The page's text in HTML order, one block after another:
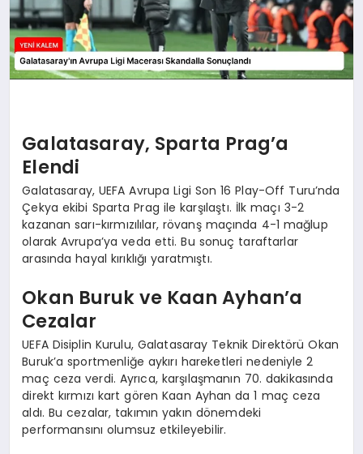
Galatasaray, Sparta Prag’a
Elendi
Galatasaray, UEFA Avrupa Ligi Son 16 Play-Off Turu’nda
Çekya ekibi Sparta Prag ile karşılaştı. İlk maçı 3-2
kazanan sarı-kırmızılılar, rövanş maçında 4-1 mağlup
olarak Avrupa’ya veda etti. Bu sonuç taraftarlar
arasında hayal kırıklığı yaratmıştı.
Okan Buruk ve Kaan Ayhan’a
Cezalar
UEFA Disiplin Kurulu, Galatasaray Teknik Direktörü Okan
Buruk’a sportmenliğe aykırı hareketleri nedeniyle 2
maç ceza verdi. Ayrıca, karşılaşmanın 70. dakikasında
direkt kırmızı kart gören Kaan Ayhan da 1 maç ceza
aldı. Bu cezalar, takımın yakın dönemdeki
performansını olumsuz etkileyebilir.